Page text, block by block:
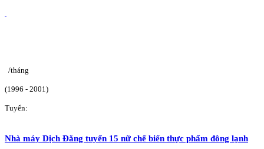
/tháng
(1996 - 2001)
Tuyển:
Nhà máy Dịch Đằng tuyển 15 nữ chế biến thực phẩm đông lạnh